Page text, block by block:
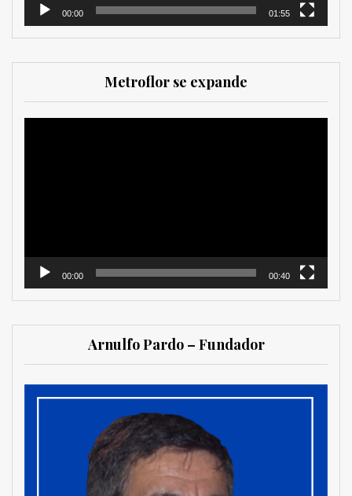
00:00 01:55
Metroflor se expande
00:00 00:40
Arnulfo Pardo – Fundador